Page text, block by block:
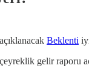
Beklenti
gelir raporu